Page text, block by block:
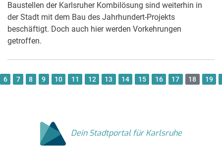
Baustellen der Karlsruher Kombilösung sind weiterhin in
der Stadt mit dem Bau des Jahrhundert-Projekts
beschäftigt. Doch auch hier werden Vorkehrungen
getroffen.
6 7 8 9 10 11 12 13 14 15 16 17 18 19
Dein Stadtportal für Karlsruhe